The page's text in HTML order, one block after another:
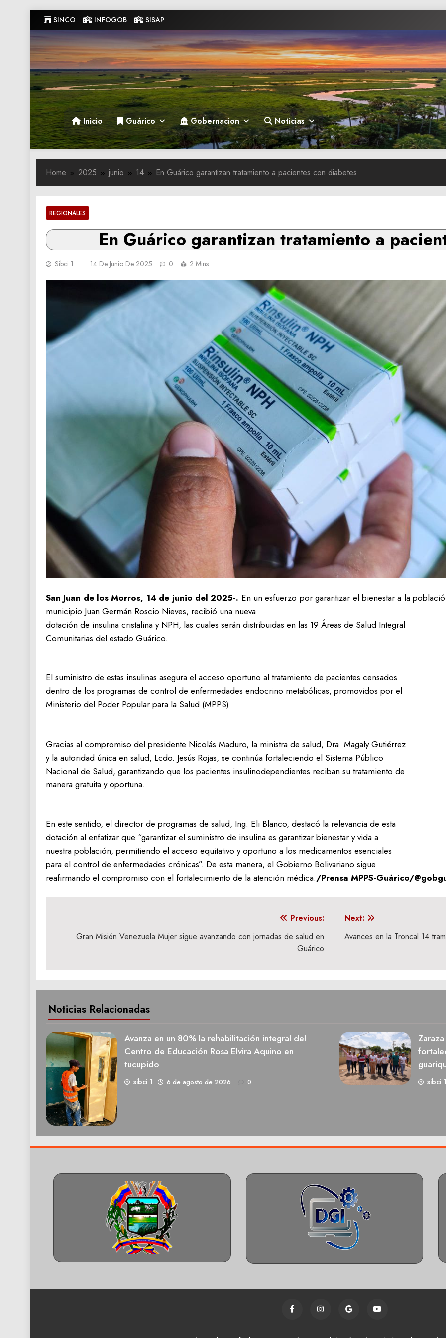
to
content
SINCO INFOGOB SISAP
Gobernacion de Guarico
Gobernacion de Guarico
Inicio Guárico Gobernacion Noticias
Home 2025 junio 14 En Guárico garantizan tratamiento a pacientes con diabetes
REGIONALES
En Guárico garantizan tratamiento a
Sibci 1 14 De Junio De 2025 0 2 Mins
San Juan de los Morros, 14 de junio del 2025-. En un esfuerzo por garantizar el bienestar a la
municipio Juan Germán Roscio Nieves, recibió una nueva
dotación de insulina cristalina y NPH, las cuales serán distribuidas en las 19 Áreas de Salud Integral
Comunitarias del estado Guárico.
El suministro de estas insulinas asegura el acceso oportuno al tratamiento de pacientes censados
dentro de los programas de control de enfermedades endocrino metabólicas, promovidos por el
Ministerio del Poder Popular para la Salud (MPPS).
Gracias al compromiso del presidente Nicolás Maduro, la ministra de salud, Dra. Magaly Gutiérrez
y la autoridad única en salud, Lcdo. Jesús Rojas, se continúa fortaleciendo el Sistema Público
Nacional de Salud, garantizando que los pacientes insulinodependientes reciban su tratamiento de
manera gratuita y oportuna.
En este sentido, el director de programas de salud, Ing. Eli Blanco, destacó la relevancia de esta
dotación al enfatizar que “garantizar el suministro de insulina es garantizar bienestar y vida a
nuestra población, permitiendo el acceso equitativo y oportuno a los medicamentos esenciales
para el control de enfermedades crónicas”. De esta manera, el Gobierno Bolivariano sigue
reafirmando el compromiso con el fortalecimiento de la atención médica./Prensa MPPS-Guárico/
Previous:
Gran Misión Venezuela Mujer sigue avanzando con jornadas de salud en
Guárico
Next:
Avances en la Troncal 14
Noticias Relacionadas
Avanza en un 80% la rehabilitación integral del
Centro de Educación Rosa Elvira Aquino en
tucupido
sibci 1 6 de agosto de 2026 0 sibci 1